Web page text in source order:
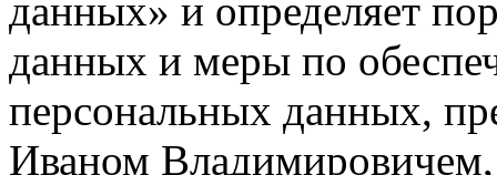
данных» и определяет
данных и меры по
персональных данных,
Иваном Владимировичем,